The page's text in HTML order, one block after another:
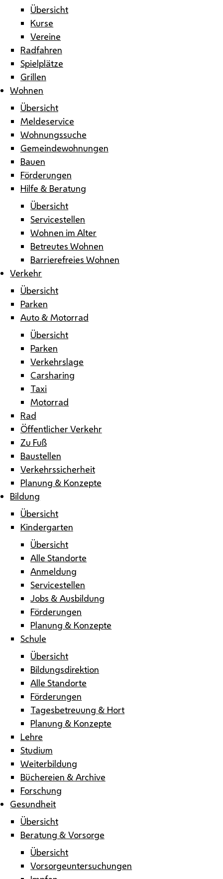
Übersicht
Kurse
Vereine
Radfahren
Spielplätze
Grillen
Wohnen
Übersicht
Meldeservice
Wohnungssuche
Gemeindewohnungen
Bauen
Förderungen
Hilfe & Beratung
Übersicht
Servicestellen
Wohnen im Alter
Betreutes Wohnen
Barrierefreies Wohnen
Verkehr
Übersicht
Parken
Auto & Motorrad
Übersicht
Parken
Verkehrslage
Carsharing
Taxi
Motorrad
Rad
Öffentlicher Verkehr
Zu Fuß
Baustellen
Verkehrssicherheit
Planung & Konzepte
Bildung
Übersicht
Kindergarten
Übersicht
Alle Standorte
Anmeldung
Servicestellen
Jobs & Ausbildung
Förderungen
Planung & Konzepte
Schule
Übersicht
Bildungsdirektion
Alle Standorte
Förderungen
Tagesbetreuung & Hort
Planung & Konzepte
Lehre
Studium
Weiterbildung
Büchereien & Archive
Forschung
Gesundheit
Übersicht
Beratung & Vorsorge
Übersicht
Vorsorgeuntersuchungen